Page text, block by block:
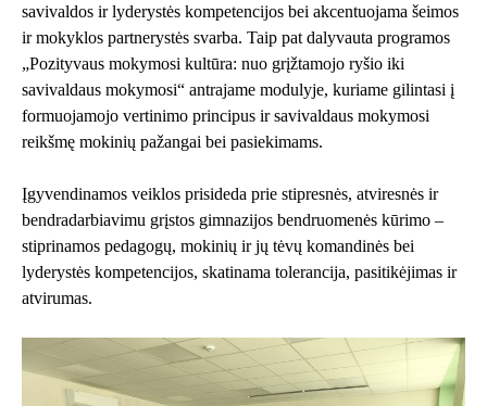
savivaldos ir lyderystės kompetencijos bei akcentuojama šeimos
ir mokyklos partnerystės svarba. Taip pat dalyvauta programos
„Pozityvaus mokymosi kultūra: nuo grįžtamojo ryšio iki
savivaldaus mokymosi“ antrajame modulyje, kuriame gilintasi į
formuojamojo vertinimo principus ir savivaldaus mokymosi
reikšmę mokinių pažangai bei pasiekimams.
Įgyvendinamos veiklos prisideda prie stipresnės, atviresnės ir
bendradarbiavimu grįstos gimnazijos bendruomenės kūrimo –
stiprinamos pedagogų, mokinių ir jų tėvų komandinės bei
lyderystės kompetencijos, skatinama tolerancija, pasitikėjimas ir
atvirumas.